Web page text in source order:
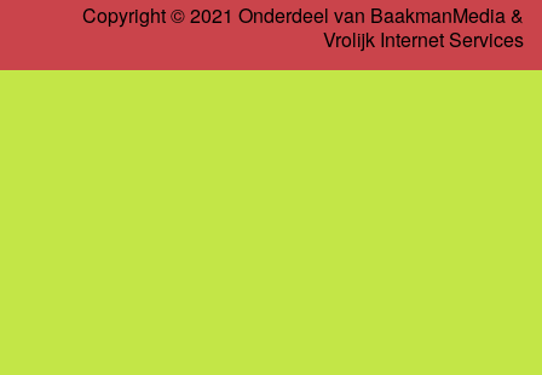
Copyright © 2021 Onderdeel van BaakmanMedia&
Vrolijk Internet Services